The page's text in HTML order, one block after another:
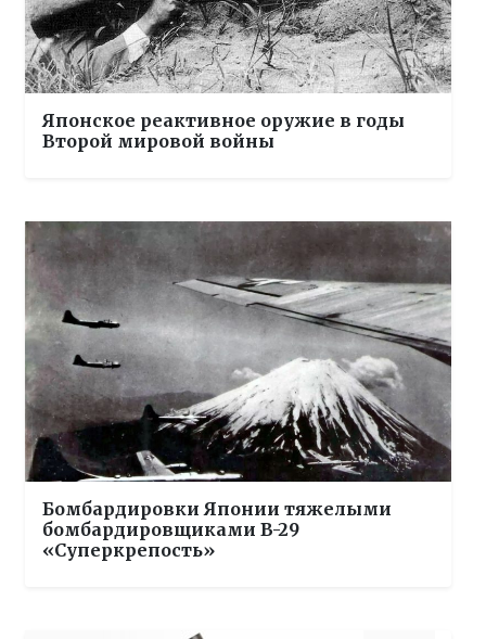
Японское реактивное оружие в годы
Второй мировой войны
Бомбардировки Японии тяжелыми
бомбардировщиками B-29
«Суперкрепость»